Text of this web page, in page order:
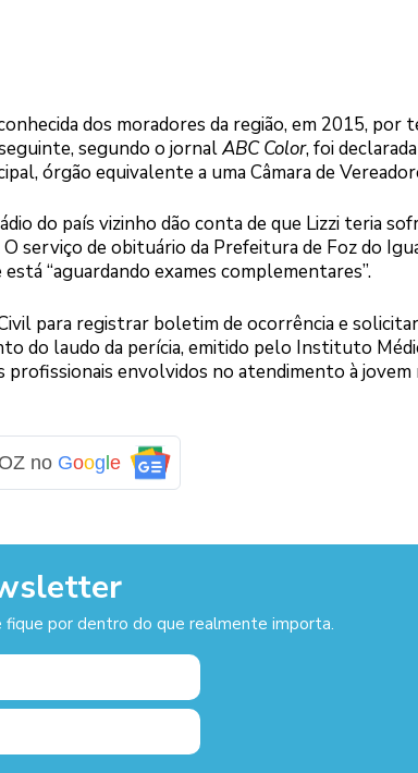
dos moradores da região, em 2015, por
segundo o jornalABC Color, foi
órgão equivalente a uma Câmara de
do país vizinho dão conta de que Lizzi teria
O serviço de obituário da Prefeitura de Foz do
“aguardando exames complementares”.
para registrar boletim de ocorrência e solicitar
do laudo da perícia, emitido pelo Instituto
envolvidos no atendimento à jovem
no Goog le
por dentro do que realmente importa.